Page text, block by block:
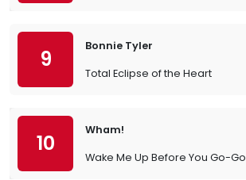
9
Bonnie Tyler
Total Eclipse of the Heart
10
Wham!
Wake Me Up Before You Go-Go